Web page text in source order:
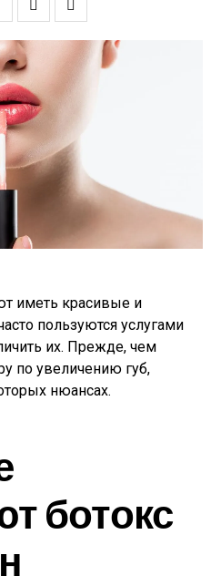
иметь красивые и
пользуются услугами
их. Прежде, чем
по увеличению губ,
нюансах.
ботокс